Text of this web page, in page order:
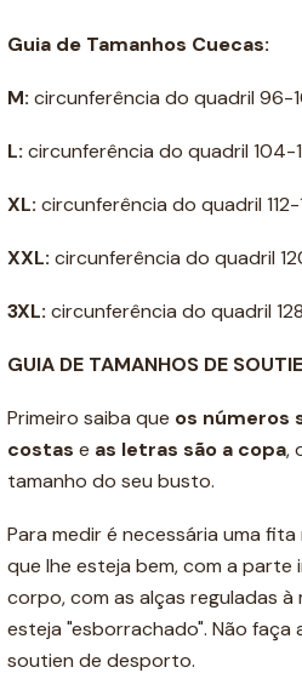
Guia de Tamanhos Cuecas:
M: circunferência do quadril 96-
L: circunferência do quadril 104-
XL: circunferência do quadril
XXL: circunferência do quadril
3XL: circunferência do quadril
GUIA DE TAMANHOS DE
Primeiro saiba que os números
costas e as letras são a copa,
tamanho do seu busto.
Para medir é necessária uma
que lhe esteja bem, com a parte
corpo, com as alças reguladas
esteja "esborrachado". Não faça
soutien de desporto.